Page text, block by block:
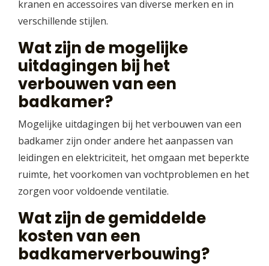
kranen en accessoires van diverse merken en in
verschillende stijlen.
Wat zijn de mogelijke
uitdagingen bij het
verbouwen van een
badkamer?
Mogelijke uitdagingen bij het verbouwen van een
badkamer zijn onder andere het aanpassen van
leidingen en elektriciteit, het omgaan met beperkte
ruimte, het voorkomen van vochtproblemen en het
zorgen voor voldoende ventilatie.
Wat zijn de gemiddelde
kosten van een
badkamerverbouwing?